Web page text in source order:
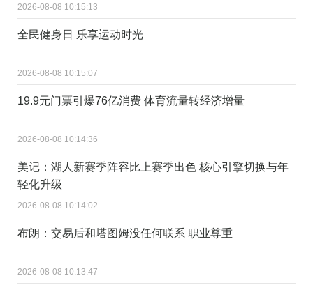
2026-08-08 10:15:13
全民健身日 乐享运动时光
2026-08-08 10:15:07
19.9元门票引爆76亿消费 体育流量转经济增量
2026-08-08 10:14:36
美记：湖人新赛季阵容比上赛季出色 核心引擎切换与年
轻化升级
2026-08-08 10:14:02
布朗：交易后和塔图姆没任何联系 职业尊重
2026-08-08 10:13:47